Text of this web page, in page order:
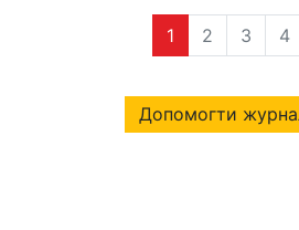
1 2 3 4
Допомогти